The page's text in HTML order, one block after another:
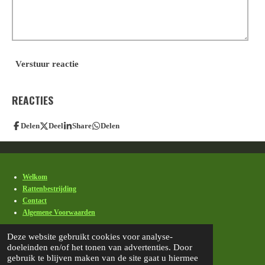
Deze website gebruikt cookies voor analyse-
doeleinden en/of het tonen van advertenties. Door
gebruik te blijven maken van de site gaat u hiermee
Verstuur reactie
REACTIES
Delen Deel Share Delen
Welkom
Rattenbestrijding
Contact
Algemene Voorwaarden
Powered by JouwWeb